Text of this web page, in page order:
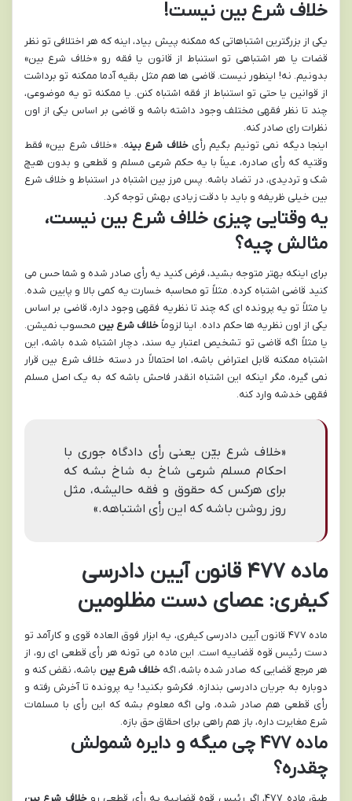
خلاف شرع بین نیست!
یکی از بزرگترین اشتباهاتی که ممکنه پیش بیاد، اینه که هر اختلافی تو نظر
قضات یا هر اشتباهی تو استنباط از قانون یا فقه رو «خلاف شرع بین»
بدونیم. نه! اینطور نیست. قاضی ها هم مثل بقیه آدما ممکنه تو برداشت
از قوانین یا حتی تو استنباط از فقه اشتباه کنن. یا ممکنه تو یه موضوعی،
چند تا نظر فقهی مختلف وجود داشته باشه و قاضی بر اساس یکی از اون
نظرات رای صادر کنه.
اینجا دیگه نمی تونیم بگیم رأیخلاف شرع بینه. «خلاف شرع بین» فقط
وقتیه که رأی صادره، عیناً با یه حکم شرعی مسلم و قطعی و بدون هیچ
شک و تردیدی، در تضاد باشه. پس مرز بین اشتباه در استنباط و خلاف شرع
بین خیلی ظریفه و باید با دقت زیادی بهش توجه کرد.
یه وقتایی چیزی خلاف شرع بین نیست،
مثالش چیه؟
برای اینکه بهتر متوجه بشید، فرض کنید یه رأی صادر شده و شما حس می
کنید قاضی اشتباه کرده. مثلاً تو محاسبه خسارت یه کمی بالا و پایین شده.
یا مثلاً تو یه پرونده ای که چند تا نظریه فقهی وجود داره، قاضی بر اساس
یکی از اون نظریه ها حکم داده. اینا لزوماً خلاف شرع بین محسوب نمیشن.
یا مثلاً اگه قاضی تو تشخیص اعتبار یه سند، دچار اشتباه شده باشه، این
اشتباه ممکنه قابل اعتراض باشه، اما احتمالاً در دسته خلاف شرع بین قرار
نمی گیره، مگر اینکه این اشتباه انقدر فاحش باشه که به یک اصل مسلم
فقهی خدشه وارد کنه.
«خلاف شرع بیّن یعنی رأی دادگاه جوری با
احکام مسلم شرعی شاخ به شاخ بشه که
برای هرکس که حقوق و فقه حالیشه، مثل
روز روشن باشه که این رأی اشتباهه.»
ماده ۴۷۷ قانون آیین دادرسی
کیفری: عصای دست مظلومین
ماده ۴۷۷ قانون آیین دادرسی کیفری، یه ابزار فوق العاده قوی و کارآمد تو
دست رئیس قوه قضاییه است. این ماده می تونه هر رأی قطعی ای رو، از
هر مرجع قضایی که صادر شده باشه، اگهخلاف شرع بین باشه، نقض کنه و
دوباره به جریان دادرسی بندازه. فکرشو بکنید! یه پرونده تا آخرش رفته و
رأی قطعی هم صادر شده، ولی اگه معلوم بشه که این رأی با مسلمات
شرع مغایرت داره، باز هم راهی برای احقاق حق بازه.
ماده ۴۷۷ چی میگه و دایره شمولش
چقدره؟
طبق ماده ۴۷۷، اگر رئیس قوه قضاییه یه رأی قطعی رو
خلاف شرع بین